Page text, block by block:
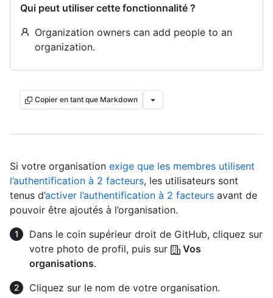
Qui peut utiliser cette fonctionnalité ?
Organization owners can add people to an
organization.
Copier en tant que Markdown
Si votre organisation exige que les membres utilisent
l’authentification à 2 facteurs, les utilisateurs sont
tenus d’activer l’authentification à 2 facteurs avant de
pouvoir être ajoutés à l’organisation.
Dans le coin supérieur droit de GitHub, cliquez sur
votre photo de profil, puis sur
Vos
organisations.
Cliquez sur le nom de votre organisation.